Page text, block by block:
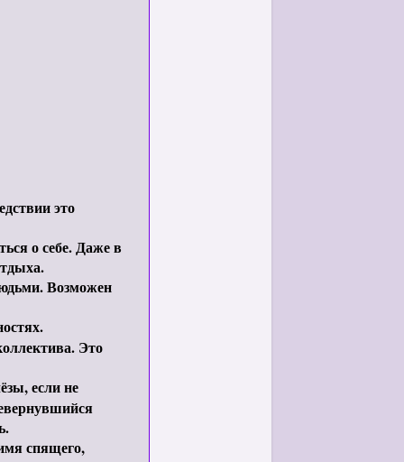
это
о себе. Даже в
Возможен
Это
если не
спящего,